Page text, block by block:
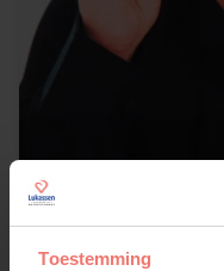
Toestemming
Lil Kleine
op aanvraag